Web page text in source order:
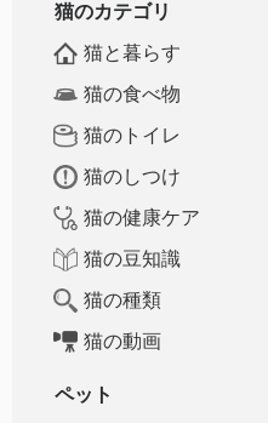
猫のカテゴリ
猫と暮らす
猫の食べ物
猫のトイレ
猫のしつけ
猫の健康ケア
猫の豆知識
猫の種類
猫の動画
ペット